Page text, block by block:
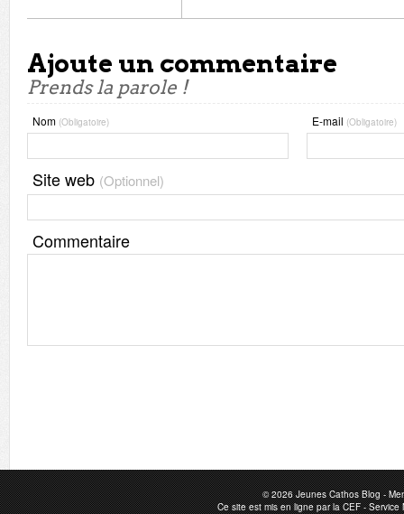
Ajoute un commentaire
Prends la parole !
Nom (Obligatoire) E-mail (Obligatoire)
Site web (Optionnel)
Commentaire
© 2026Jeunes Cathos Blog-
Ce site est mis en ligne par laCEF-Service